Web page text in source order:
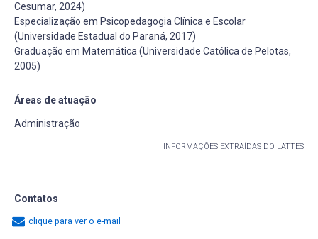
Cesumar, 2024)
Especialização em Psicopedagogia Clínica e Escolar
(Universidade Estadual do Paraná, 2017)
Graduação em Matemática (Universidade Católica de Pelotas,
2005)
Áreas de atuação
Administração
INFORMAÇÕES EXTRAÍDAS DO LATTES
Contatos
clique para ver o e-mail